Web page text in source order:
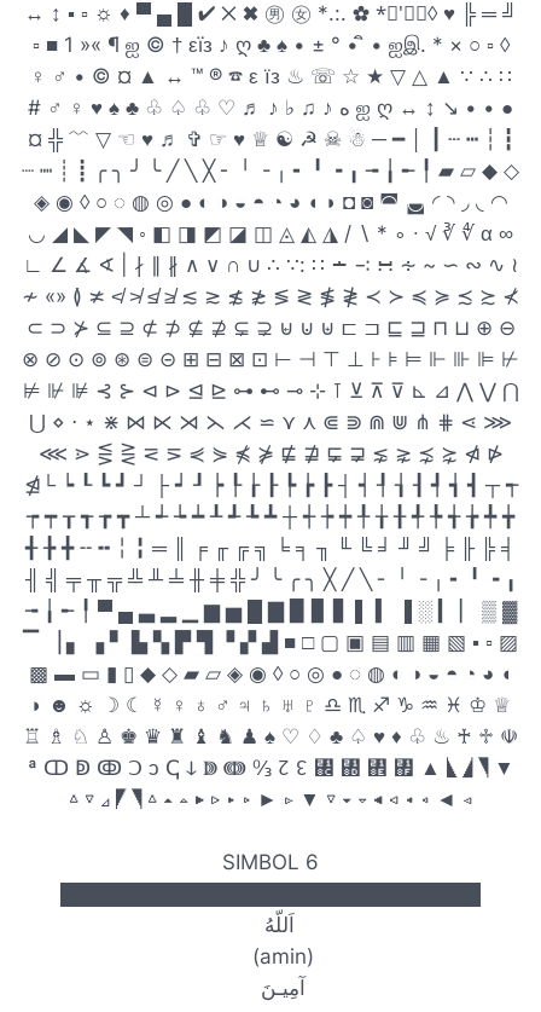
↔ ↕ ▪ ▫ ☼ ♦ ▀ ▄ █ ✔ ✕ ✖ ㊚ ㊛ *.:. ✿ *゚'゚・◊ ♥ ╠ ═ ╝
▫ ■ 1 »« ¶ ஐ © † εïз ♪ ღ ♣ ♠ • ± ° • ิ • ஐஇ. * × ○ ▫ ◊
♀ ♂ • © ¤ ▲ ↔ ™ ® ☎ ε їз ♨ ☏ ☆ ★ ▽ △ ▲ ∵ ∴ ∷
# ♂ ♀ ♥ ♠ ♣ ♧ ♤ ♧ ♡ ♬ ♪ ♭ ♫ ♪ ه ஐ ღ ​​↔ ↕ ↘ • • ●
¤ ╬ ﹌ ▽ ☜ ♥ ♬ ✞ ☞ ♥ ♕ ☯ ☭ ☠ ☃ ─ ━ │ ┃ ┄ ┅ ┆ ┇
┈ ┉ ┊ ┋ ╭ ╮ ╯ ╰ ╱ ╲ ╳ ╴ ╵ ╶ ╷ ╸ ╹ ╺ ╻ ╼ ╽ ╾ ╿ ▰ ▱ ◆ ◇
◈ ◉ ◊ ○ ◌ ◍ ◎ ● ◐ ◑ ◒ ◓ ◔ ◕ ◖ ◗ ◘ ◙ ◚ ◛ ◜ ◝ ◞ ◟ ◠
◡ ◢ ◣ ◤ ◥ ◦ ◧ ◨ ◩ ◪ ◫ ◬ ◭ ◮ / ∖ * ∘ ∙ √ ∛ ∜ α ∞
∟ ∠ ∡ ∢ | ∤ ∥ ∦ ∧ ∨ ∩ ∪ ∴ ∵: ∷ ∸ ∹ ∺ ∻ ~ ∽ ∾ ∿ ≀
≁ «» ≬ ≭ ≮ ≯ ≰ ≱ ≲ ≳ ≴ ≵ ≶ ≷ ≸ ≹ ≺ ≻ ≼ ≽ ≾ ≿ ⊀
⊂ ⊃ ⊁ ⊆ ⊇ ⊄ ⊅ ⊈ ⊉ ⊊ ⊋ ⊌ ⊍ ⊎ ⊏ ⊐ ⊑ ⊒ ⊓ ⊔ ⊕ ⊖
⊗ ⊘ ⊙ ⊚ ⊛ ⊜ ⊝ ⊞ ⊟ ⊠ ⊡ ⊢ ⊣ ⊤ ⊥ ⊦ ⊧ ⊨ ⊩ ⊪ ⊫ ⊬
⊭ ⊮ ⊯ ⊰ ⊱ ⊲ ⊳ ⊴ ⊵ ⊶ ⊷ ⊸ ⊹ ⊺ ⊻ ⊼ ⊽ ⊾ ⊿ ⋀ ⋁ ⋂
⋃ ⋄ ⋅ ⋆ ⋇ ⋈ ⋉ ⋊ ⋋ ⋌ ⋍ ⋎ ⋏ ⋐ ⋑ ⋒ ⋓ ⋔ ⋕ ⋖ ⋙
⋘ ⋗ ⋚ ⋛ ⋜ ⋝ ⋞ ⋟ ⋠ ⋡ ⋢ ⋣ ⋤ ⋥ ⋦ ⋧ ⋨ ⋩ ⋪ ⋫
⋬└ ┕ ┖ ┗ ┛ ┘ ├ ┙ ┚ ┝ ┞ ┟ ┠ ┡ ┢ ┣ ┤ ┥ ┦ ┧ ┨ ┩ ┪ ┫ ┬ ┭
┮ ┯ ┰ ┱ ┲ ┳ ┴ ┵ ┶ ┷ ┸ ┹ ┺ ┻ ┼ ┽ ┾ ┿ ╀ ╁ ╂ ╃ ╄ ╅ ╆ ╇ ╈
╉ ╊ ╋ ╌ ╍ ╎ ╏ ═ ║ ╒ ╓ ╔ ╗ ╘ ╕ ╖ ╙ ╚ ╛ ╜ ╝ ╞ ╟ ╠ ╡
╢ ╣ ╤ ╥ ╦ ╩ ╨ ╧ ╫ ╪ ╬ ╯ ╰ ╭ ╮ ╳ ╱ ╲ ╴ ╵ ╶ ╷ ╸ ╹ ╺ ╻
╼ ╽ ╾ ╿ ▀ ▄ ▃ ▂ ▁ ▆ ▅ █ ▇ ▉ ▊ ▋ ▌ ▍ ▐ ░ ▎ ▏ ▒ ▓
▔ ▕ ▖ ▗ ▘ ▙ ▚ ▛ ▜ ▝ ▞ ▟ ■ □ ▢ ▣ ▤ ▥ ▦ ▧ ▪ ▫ ▨
▩ ▬ ▭ ▮ ▯ ◆ ◇ ▰ ▱ ◈ ◉ ◊ ○ ◎ ● ◌ ◍ ◐ ◑ ◒ ◓ ◔ ◕ ◖
◗ ☻ ☼ ☽ ☾ ☿ ♀ ♁ ♂ ♃ ♄ ♅ ♇ ♎ ♏ ♐ ♑ ♒ ♓ ♔ ♕
♖ ♗ ♘ ♙ ♚ ♛ ♜ ♝ ♞ ♟ ♠ ♡ ♢ ♣ ♤ ♥ ♦ ♧ ♨ ♰ ♱ ☫
ª ↀ ↁ ↂ Ↄ ↄ ↅ ↆ ↇ ↈ ↉ ↊ ↋ ↌ ↍ ↎ ↏ ▲ ◣ ◢ ◥ ▼
△ ▽ ⊿ ◤ ◥ △ ▴ ▵ ▶ ▷ ▸ ▹ ► ▻ ▼ ▽ ▾ ▿ ◀ ◁ ◂ ◃ ◄ ◅
SIMBOL 6
اَللّهُ
(amin)
آمِيـنَ